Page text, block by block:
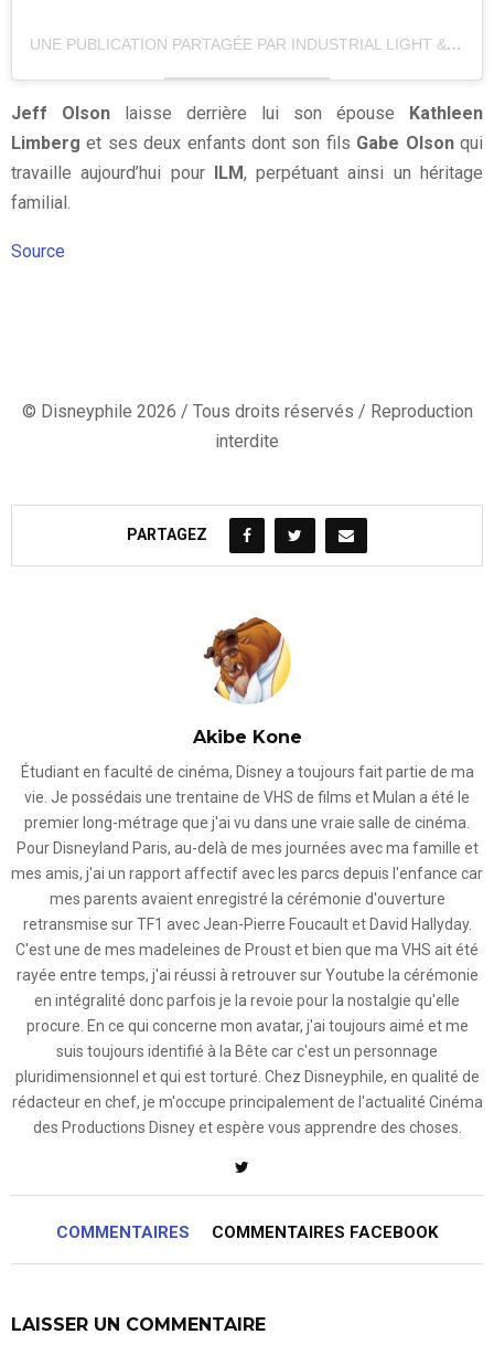
UNE PUBLICATION PARTAGÉE PAR INDUSTRIAL LIGHT & MAGIC (@ILMVFX)
Jeff Olson laisse derrière lui son épouse Kathleen
Limberg et ses deux enfants dont son fils Gabe Olsonqui
travaille aujourd’hui pour ILM, perpétuant ainsi un héritage
familial.
Source
© Disneyphile 2026 / Tous droits réservés / Reproduction
interdite
PARTAGEZ
Akibe Kone
Étudiant en faculté de cinéma, Disney a toujours fait partie de ma
vie. Je possédais une trentaine de VHS de films et Mulan a été le
premier long-métrage que j'ai vu dans une vraie salle de cinéma.
Pour Disneyland Paris, au-delà de mes journées avec ma famille et
mes amis, j'ai un rapport affectif avec les parcs depuis l'enfance car
mes parents avaient enregistré la cérémonie d'ouverture
retransmise sur TF1 avec Jean-Pierre Foucault et David Hallyday.
C'est une de mes madeleines de Proust et bien que ma VHS ait été
rayée entre temps, j'ai réussi à retrouver sur Youtube la cérémonie
en intégralité donc parfois je la revoie pour la nostalgie qu'elle
procure. En ce qui concerne mon avatar, j'ai toujours aimé et me
suis toujours identifié à la Bête car c'est un personnage
pluridimensionnel et qui est torturé. Chez Disneyphile, en qualité de
rédacteur en chef, je m'occupe principalement de l'actualité Cinéma
des Productions Disney et espère vous apprendre des choses.
COMMENTAIRES COMMENTAIRES FACEBOOK
LAISSER UN COMMENTAIRE